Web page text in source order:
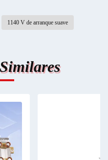
1140 V de arranque suave